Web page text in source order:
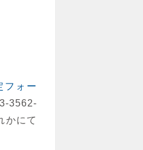
フォー
3562-
かにて